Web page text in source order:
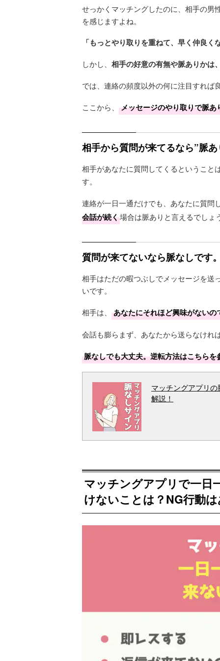
せっかくマッチングしたのに、相手の男
を感じますよね。
「もっとやり取りを重ねて、早く仲良く
しかし、 相手の好意の有無や脈ありかは
では、連絡の頻度以外の何に注目すれば
ここから、 メッセージのやり取りで脈
相手から質問が来てるなら”脈
相手があなたに質問してくるということ
す。
連絡が一日一通だけでも、あなたに質問
会話が続く場合は脈ありと言えるでしょ
質問が来てないなら脈なしです
相手はただの暇つぶしでメッセージを送
いです。
相手は、 あなたにそれほど興味がない
会話も膨らまず、あなたから送らなけれ
脈なしでも大丈夫。逆転方法はこちら
マッチングアプリ
解説！
マッチングアプリで一日
けないことは？NG行動